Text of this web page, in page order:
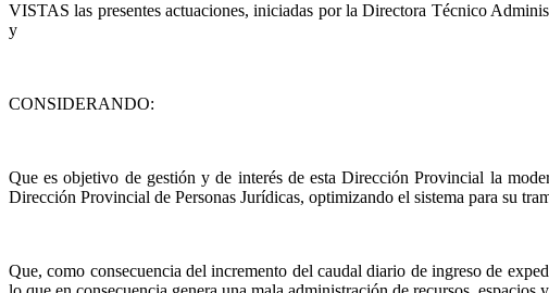
VISTAS las presentes actuaciones, iniciadas porla Directora Técnico
y
CONSIDERANDO:
Que es objetivo de gestión y de interés de esta Dirección Provincial la
Dirección Provincial de Personas Jurídicas, optimizando el sistema para su
Que, como consecuencia del incremento del caudal diario de ingreso de